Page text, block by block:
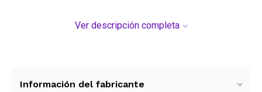
puente de 18 milímetros, estas gafas de sol de
neutro, secándolas suavemente con un paño de
Ver descripción completa
Información del fabricante